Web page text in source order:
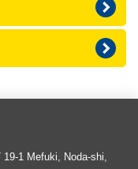
1 Mefuki, Noda-shi,